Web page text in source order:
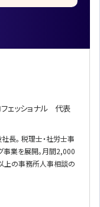
ェッショナル 代表
長。 税理士・社労士事
事業を展開。月間2,000
上の事務所人事相談の